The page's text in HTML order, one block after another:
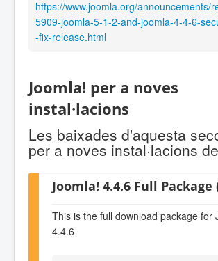
https://www.joomla.org/announcements/
5909-joomla-5-1-2-and-joomla-4-4-6-
-fix-release.html
Joomla! per a noves
instal·lacions
Les baixades d'aquesta
per a noves instal·lacions
Joomla! 4.4.6 Full Package
This is the full download package for
4.4.6